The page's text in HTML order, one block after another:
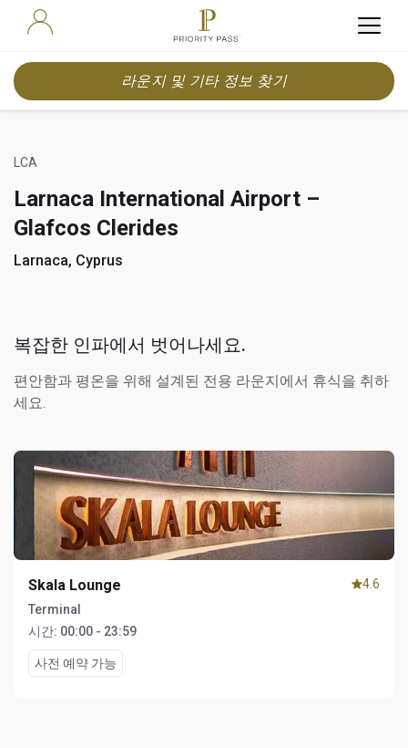
라운지 및 기타 정보 찾기
LCA
Larnaca International Airport –
Glafcos Clerides
Larnaca, Cyprus
복잡한 인파에서 벗어나세요.
편안함과 평온을 위해 설계된 전용 라운지에서 휴식을 취하
세요.
Skala Lounge
Terminal
시간: 00:00 - 23:59
사전 예약 가능
4.6